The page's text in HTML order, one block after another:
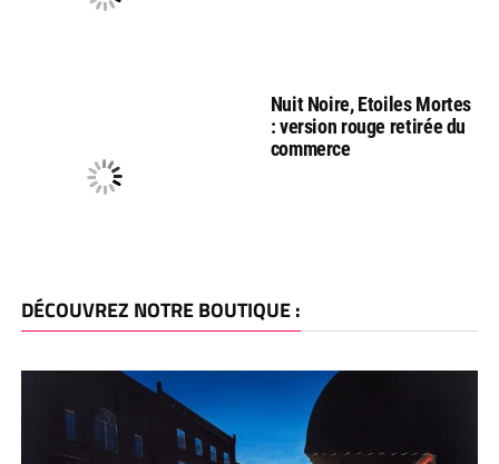
Nuit Noire, Etoiles Mortes
: version rouge retirée du
commerce
DÉCOUVREZ NOTRE BOUTIQUE :